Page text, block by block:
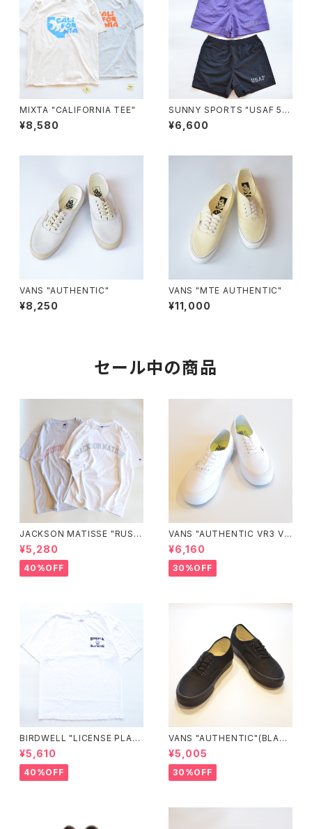
MIXTA "CALIFORNIA TEE"
¥8,580
SUNNY SPORTS "USAF 5in
ch baggy shorts"
¥6,600
VANS "AUTHENTIC"
¥8,250
VANS "MTE AUTHENTIC"
¥11,000
セール中の商品
JACKSON MATISSE "RUSS
ELL ATHLETIC×JM Logo T
ee"
¥5,280
40%OFF
VANS "AUTHENTIC VR3 VN
0005UDTBD"
¥6,160
30%OFF
BIRDWELL "LICENSE PLAT
E TEE"
¥5,610
40%OFF
VANS "AUTHENTIC"(BLAC
K/BLACK)
¥5,005
30%OFF